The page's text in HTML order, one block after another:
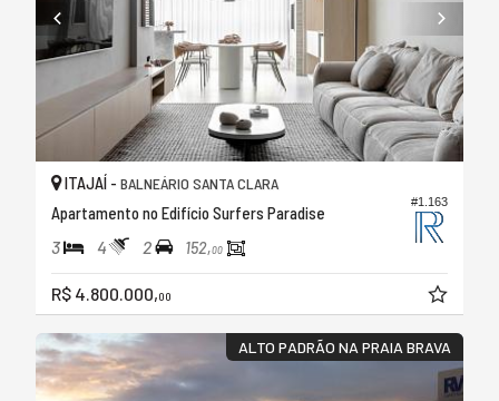
#1.163
ITAJAÍ - BALNEÁRIO SANTA CLARA
Apartamento no Edifício Surfers Paradise
3 4 2 152,00
R$ 4.800.000,00
ALTO PADRÃO NA PRAIA BRAVA